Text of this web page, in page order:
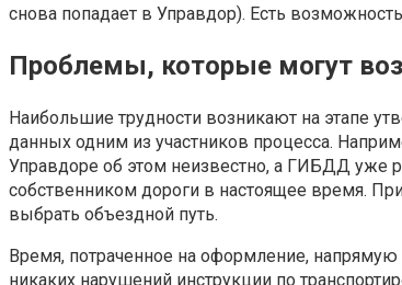
снова попадает в Управдор). Есть
Проблемы, которые могут
Наибольшие трудности возникают на этапе
данных одним из участников процесса.
Управдоре об этом неизвестно, а ГИБДД уже
собственником дороги в настоящее время.
выбрать объездной путь.
Время, потраченное на оформление, напрямую
никаких нарушений инструкции по